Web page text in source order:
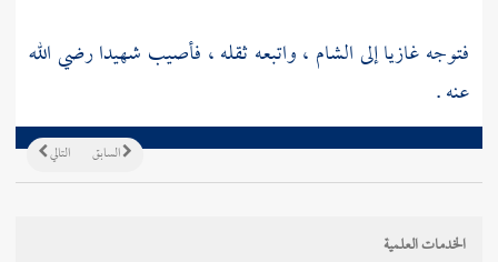
فتوجه غازيا إلىالشام ، واتبعه ثقله ، فأصيب شهيدا رضي الله
عنه .
التالي السابق
الخدمات العلمية